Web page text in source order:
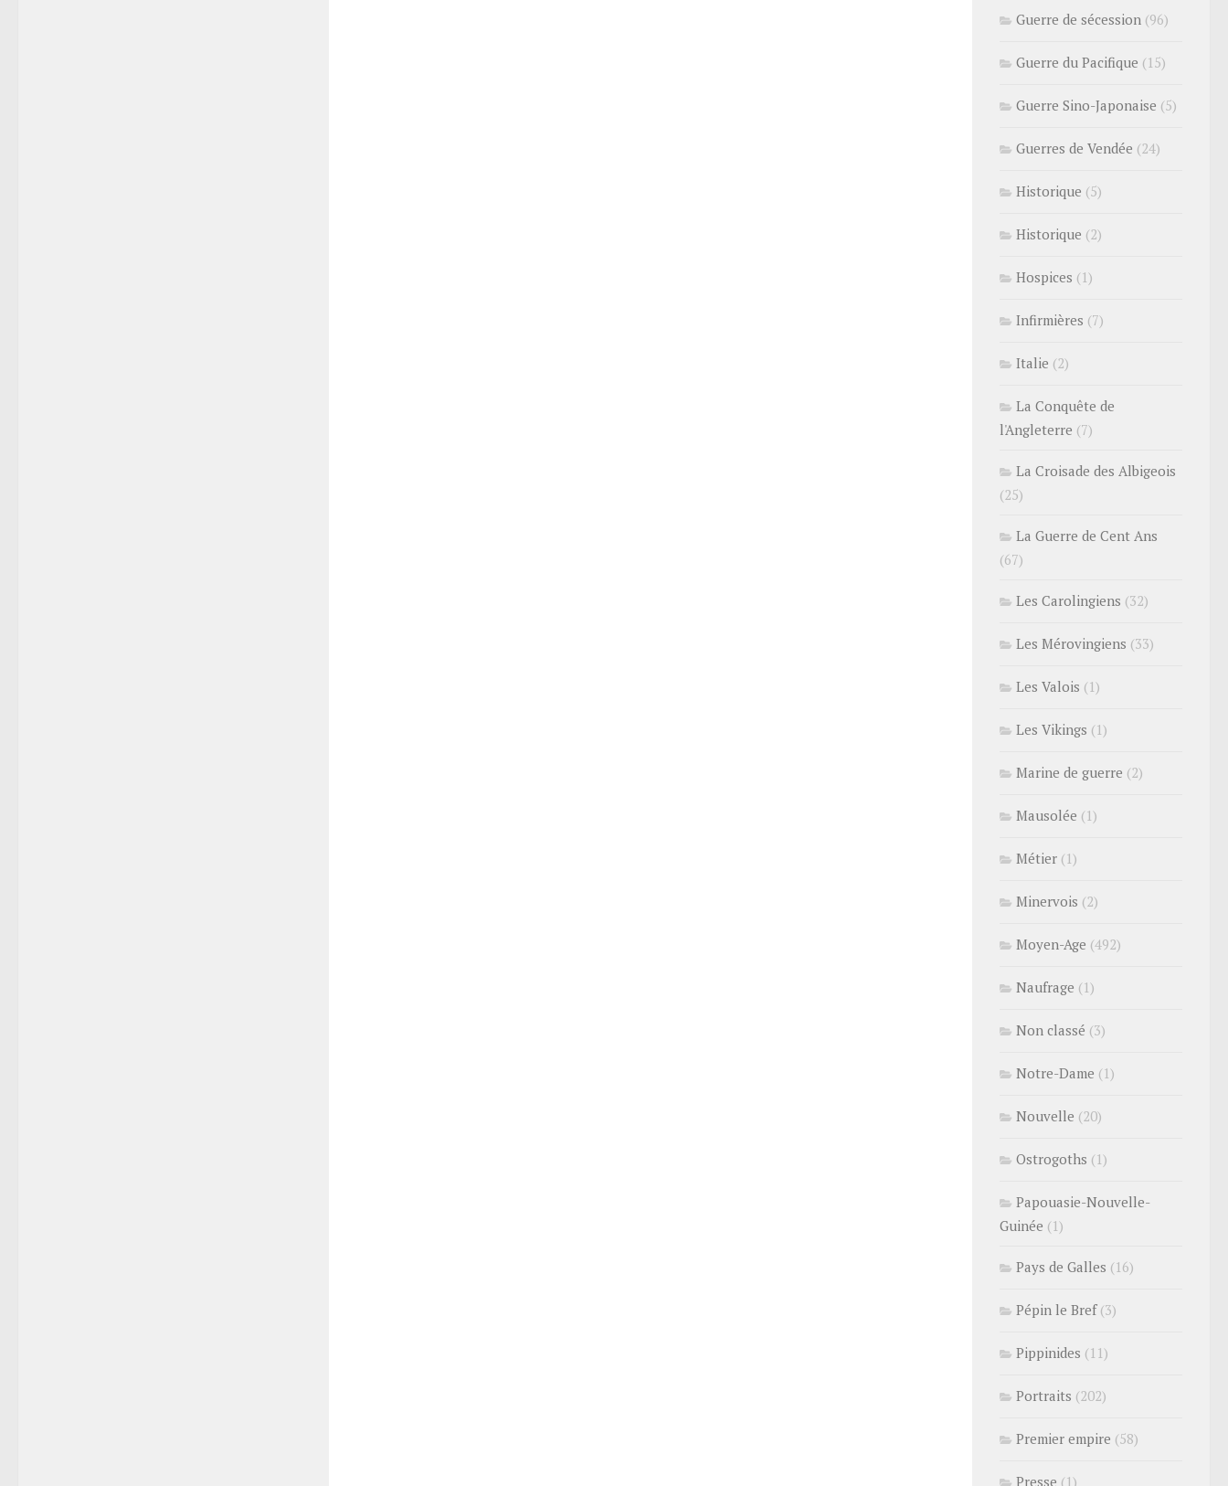
Guerre de sécession (96)
Guerre du Pacifique (15)
Guerre Sino-Japonaise (5)
Guerres de Vendée (24)
Historique (5)
Historique (2)
Hospices (1)
Infirmières (7)
Italie (2)
La Conquête de
l'Angleterre (7)
La Croisade des Albigeois
(25)
La Guerre de Cent Ans
(67)
Les Carolingiens (32)
Les Mérovingiens (33)
Les Valois (1)
Les Vikings (1)
Marine de guerre (2)
Mausolée (1)
Métier (1)
Minervois (2)
Moyen-Age (492)
Naufrage (1)
Non classé (3)
Notre-Dame (1)
Nouvelle (20)
Ostrogoths (1)
Papouasie-Nouvelle-
Guinée (1)
Pays de Galles (16)
Pépin le Bref(3)
Pippinides (11)
Portraits (202)
Premier empire (58)
Presse (1)